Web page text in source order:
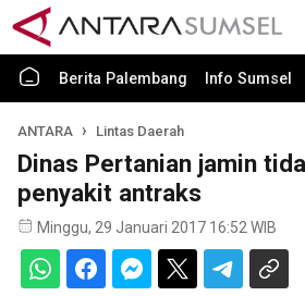
Berita Palembang Info Sumsel
ANTARA Lintas Daerah
Dinas Pertanian jamin
penyakit antraks
Minggu, 29 Januari 2017 16:52 WIB